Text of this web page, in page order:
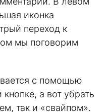
иконка
переход к
мы поговорим
с помощью
а вот убрать
так и «свайпом».